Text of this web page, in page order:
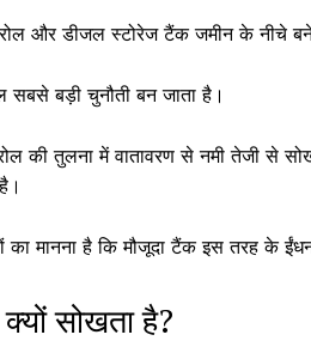
और डीजल स्टोरेज टैंक जमीन के नीचे बने
सबसे बड़ी चुनौती बन जाता है।
की तुलना में वातावरण से नमी तेजी से
का मानना है कि मौजूदा टैंक इस तरह के
सोखता है?